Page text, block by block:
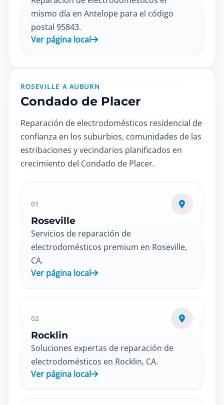
mismo día en Antelope para el código
postal 95843.
Ver página local
ROSEVILLE A AUBURN
Condado de Placer
Reparación de electrodomésticos residencial de
confianza en los suburbios, comunidades de las
estribaciones y vecindarios planificados en
crecimiento del Condado de Placer.
01
Roseville
Servicios de reparación de
electrodomésticos premium en Roseville,
CA.
Ver página local
02
Rocklin
Soluciones expertas de reparación de
electrodomésticos en Rocklin, CA.
Ver página local